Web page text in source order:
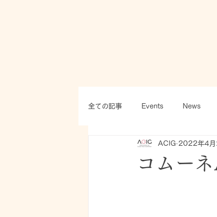
全ての記事 Events News
コムー
ACIG 2022年4